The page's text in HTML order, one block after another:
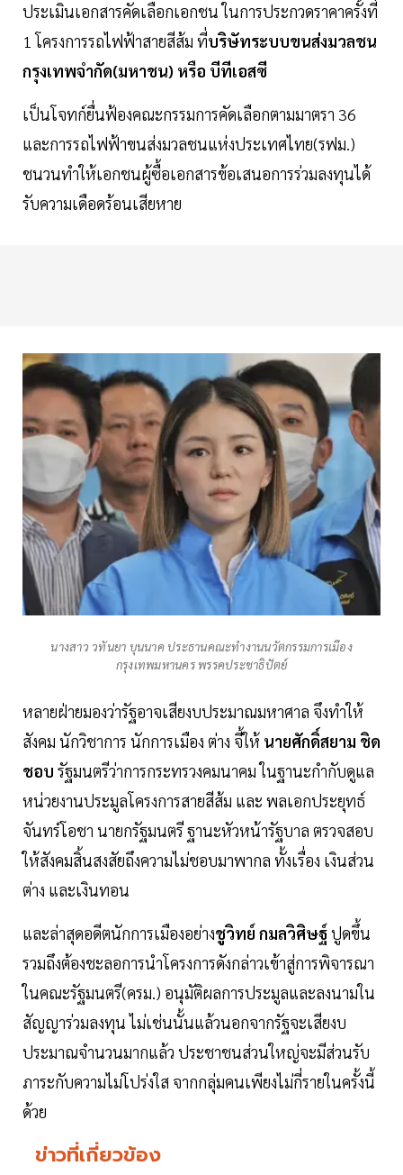
ประเมินเอกสารคัดเลือกเอกชน ในการประกวดราคาครั้งที่
1 โครงการรถไฟฟ้าสายสีส้ม ที่บริษัทระบบขนส่งมวลชน
กรุงเทพจำกัด(มหาชน) หรือ บีทีเอสซี
เป็นโจทก์ยื่นฟ้องคณะกรรมการคัดเลือกตามมาตรา 36
และการรถไฟฟ้าขนส่งมวลชนแห่งประเทศไทย(รฟม.)
ชนวนทำให้เอกชนผู้ซื้อเอกสารข้อเสนอการร่วมลงทุนได้
รับความเดือดร้อนเสียหาย
นางสาว วทันยา บุนนาค ประธานคณะทำงานนวัตกรรมการเมือง
กรุงเทพมหานคร พรรคประชาธิปัตย์
หลายฝ่ายมองว่ารัฐอาจเสียงบประมาณมหาศาล จึงทำให้
สังคม นักวิชาการ นักการเมือง ต่าง จี้ให้ นายศักดิ์สยาม ชิด
ชอบ รัฐมนตรีว่าการกระทรวงคมนาคม ในฐานะกำกับดูแล
หน่วยงานประมูลโครงการสายสีส้ม และ พลเอกประยุทธ์
จันทร์โอชา นายกรัฐมนตรี ฐานะหัวหน้ารัฐบาล ตรวจสอบ
ให้สังคมสิ้นสงสัยถึงความไม่ชอบมาพากล ทั้งเรื่อง เงินส่วน
ต่าง และเงินทอน
และล่าสุดอดีตนักการเมืองอย่างชูวิทย์ กมลวิศิษฐ์ปูดขึ้น
รวมถึงต้องชะลอการนำโครงการดังกล่าวเข้าสู่การพิจารณา
ในคณะรัฐมนตรี(ครม.) อนุมัติผลการประมูลและลงนามใน
สัญญาร่วมลงทุน ไม่เช่นนั้นแล้วนอกจากรัฐจะเสียงบ
ประมาณจำนวนมากแล้ว ประชาชนส่วนใหญ่จะมีส่วนรับ
ภาระกับความไม่โปร่งใส จากกลุ่มคนเพียงไม่กี่รายในครั้งนี้
ด้วย
ข่าวที่เกี่ยวข้อง